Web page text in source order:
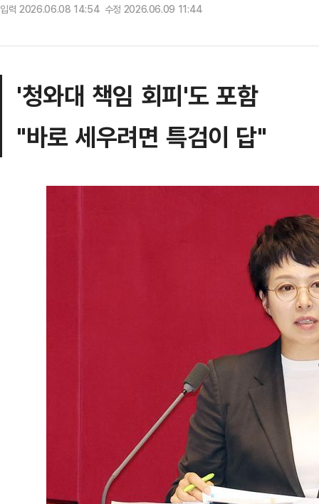
입력 2026.06.08 14:54 수정 2026.06.09 11:44
'청와대 책임 회피'도 포함
"바로 세우려면 특검이 답"